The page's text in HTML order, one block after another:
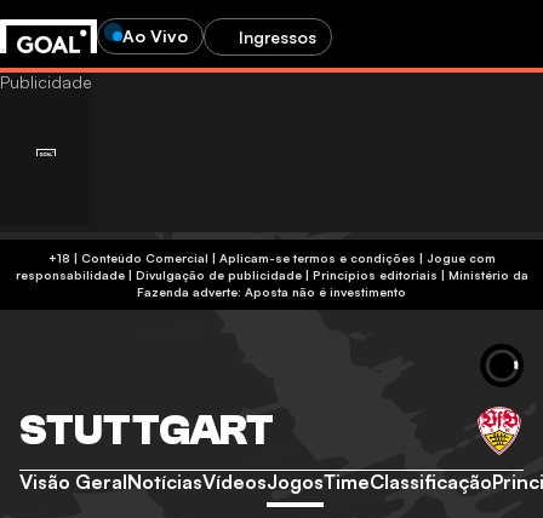
Ao Vivo Ingressos
+18 | Conteúdo Comercial | Aplicam-se termos e condições | Jogue com
responsabilidade| Divulgação de publicidade| Princípios editoriais | Ministério da
Fazenda adverte: Aposta não é investimento
STUTTGART
Visão GeralNotíciasVídeosJogosTimeClassificação